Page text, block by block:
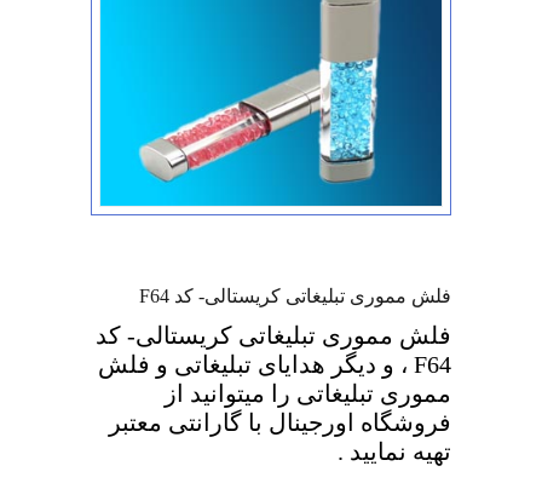
فلش مموری تبلیغاتی کریستالی- کد F64
فلش مموری تبلیغاتی کریستالی- کد
F64 ، و دیگر هدایای تبلیغاتی و فلش
مموری تبلیغاتی را میتوانید از
فروشگاه اورجینال با گارانتی معتبر
تهیه نمایید .